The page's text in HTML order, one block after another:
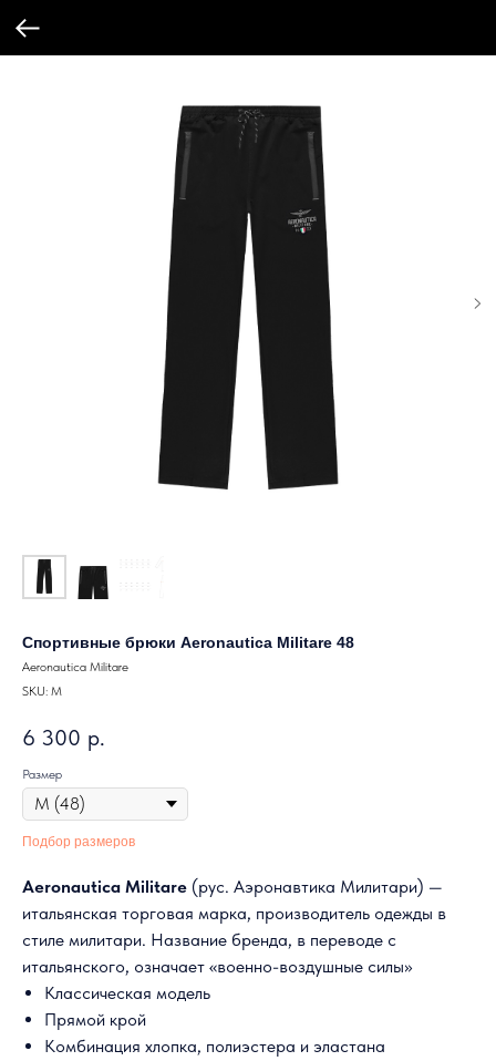
Спортивные брюки Aeronautica Militare 48
Aeronautica Militare
SKU: M
6 300 р.
Размер
Подбор размеров
Aeronautica Militare (рус. Аэронавтика Милитари) —
итальянская торговая марка, производитель одежды в
стиле милитари. Название бренда, в переводе с
итальянского, означает «военно-воздушные силы»
Классическая модель
Прямой крой
Комбинация хлопка, полиэстера и эластана